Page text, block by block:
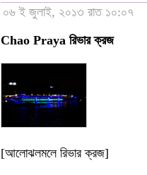
০৬ ই জুলাই, ২০১৩ রাত ১০:০৭
Chao Praya রিভার ক্রজ
[আলোঝলমলে রিভার ক্রজ]